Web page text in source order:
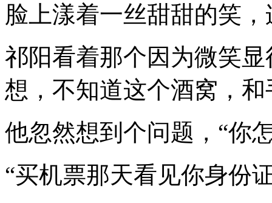
脸上漾着一丝甜甜的笑
祁阳看着那个因为微笑
想，不知道这个酒窝，
他忽然想到个问题，“你
“买机票那天看见你身份